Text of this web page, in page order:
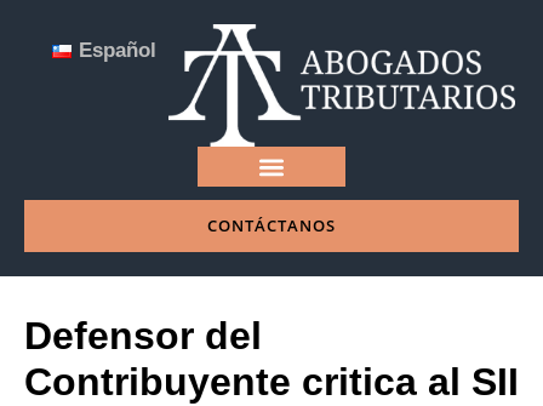
CONTÁCTANOS
Español
Defensor del
Contribuyente critica al SII